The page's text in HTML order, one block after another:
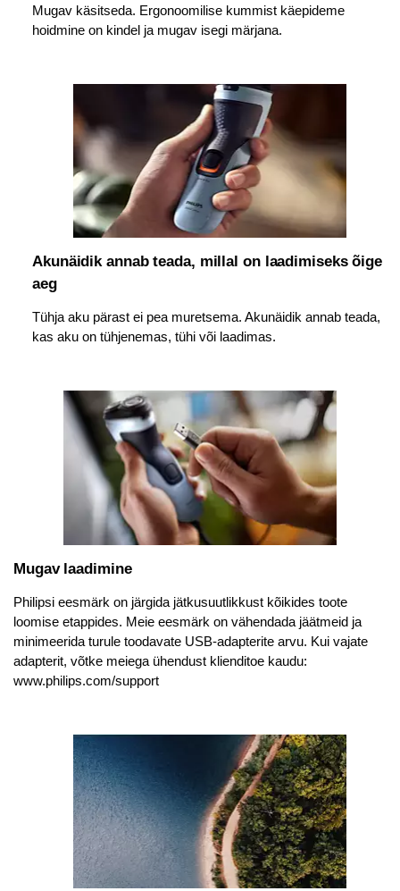
Mugav käsitseda. Ergonoomilise kummist käepideme
hoidmine on kindel ja mugav isegi märjana.
Akunäidik annab teada, millal on laadimiseks õige
aeg
Tühja aku pärast ei pea muretsema. Akunäidik annab teada,
kas aku on tühjenemas, tühi või laadimas.
Mugav laadimine
Philipsi eesmärk on järgida jätkusuutlikkust kõikides toote
loomise etappides. Meie eesmärk on vähendada jäätmeid ja
minimeerida turule toodavate USB-adapterite arvu. Kui vajate
adapterit, võtke meiega ühendust klienditoe kaudu:
www.philips.com/support